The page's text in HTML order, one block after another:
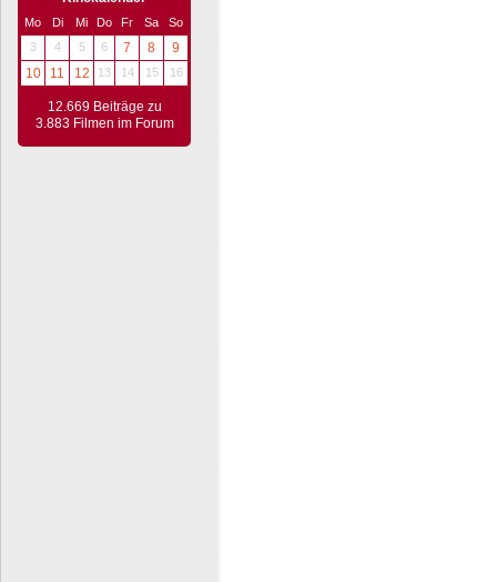
Mo Di Mi Do Fr Sa
So
3
4 5 6 7 8
9
10
11 12 13 14 15 16
12.669 Beiträge zu
3.883 Filmen im Forum